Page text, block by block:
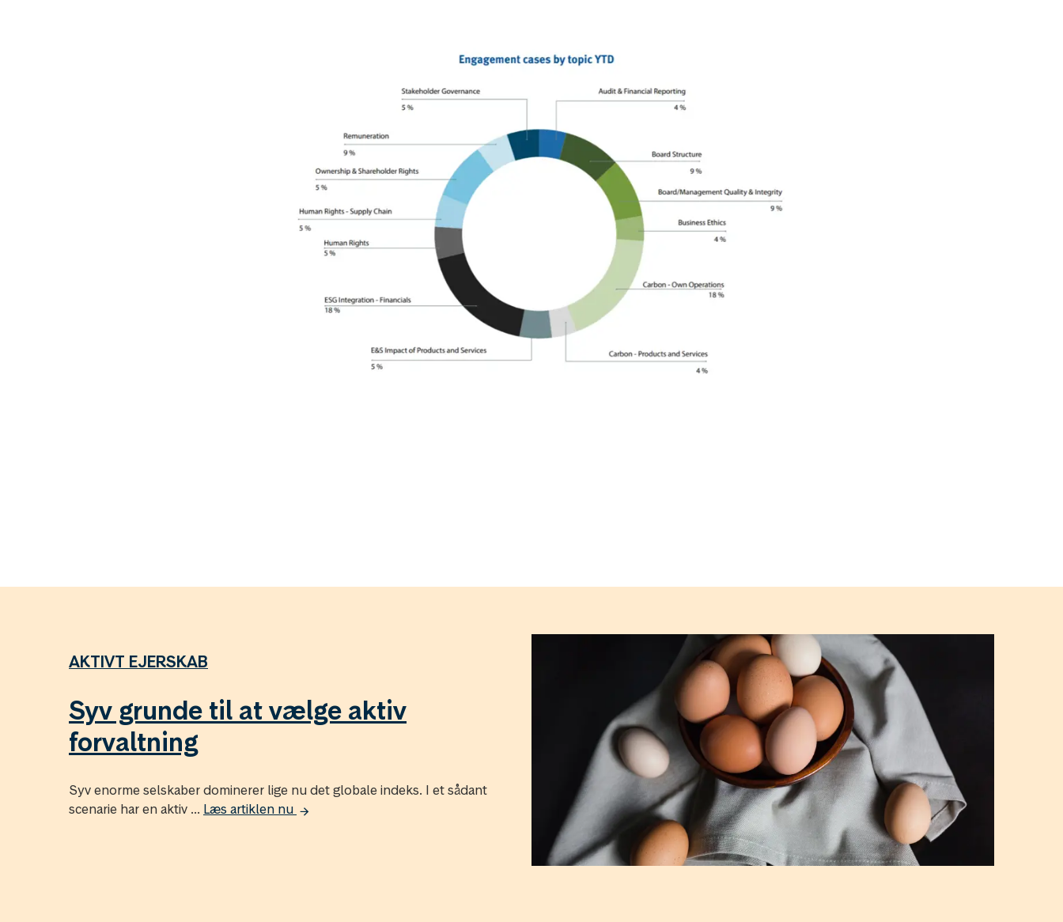
AKTIVT EJERSKAB
Syv grunde til at vælge aktiv
forvaltning
Syv enorme selskaber dominerer lige nu det globale indeks. I et sådant
scenarie har en aktiv ... Læs artiklen nu